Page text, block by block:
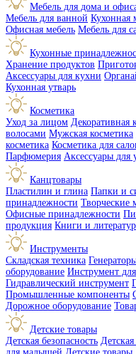
Мебель для дома и
Мебель для ванной Кухонная
Офисная мебель Мебель для
Кухонные
Хранение продуктов
Аксессуары для кухни
Кухонная утварь
Косметика
Уход за лицом Декоративная
волосами Мужская косметика
косметика Косметика для
Парфюмерия Аксессуары для
Канцтовары
Пластилин и глина Папки и
принадлежности Творческие
Офисные принадлежности
продукция Книги и
Инструменты
Складская техника
оборудование Инструмент
Гидравлический инструмент
Промышленные компоненты
Дорожное оборудование
Детские товары
Детская безопасность